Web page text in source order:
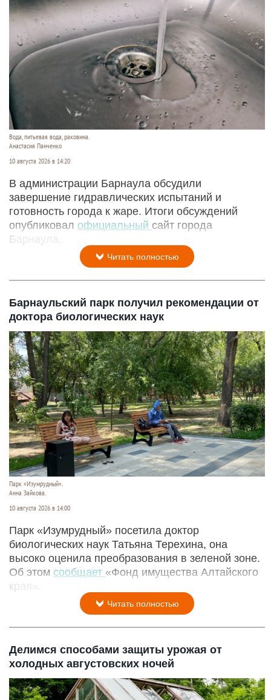
Вода, питьевая вода, раковина.
Анастасия Панченко
10 августа 2026 в 14:20
В администрации Барнаула обсудили
завершение гидравлических испытаний и
готовность города к жаре. Итоги обсуждений
опубликовал официальный сайт города
Барнаула.
Читать полностью
Барнаульский парк получил рекомендации от
доктора биологических наук
Парк «Изумрудный».
Анна Зайкова.
10 августа 2026 в 14:00
Парк «Изумрудный» посетила доктор
биологических наук Татьяна Терехина, она
высоко оценила преобразования в зеленой зоне.
Об этом сообщает «Фонд имущества Алтайского
края».
Читать полностью
Делимся способами защиты урожая от
холодных августовских ночей